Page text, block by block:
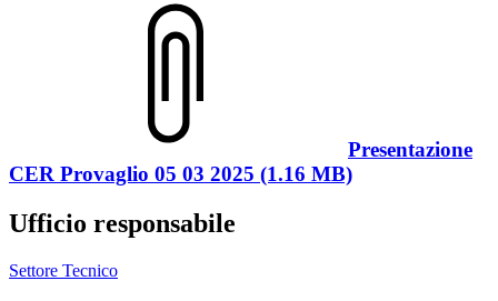
Presentazione
CER Provaglio 05 03 2025 (1.16 MB)
Ufficio responsabile
Settore Tecnico